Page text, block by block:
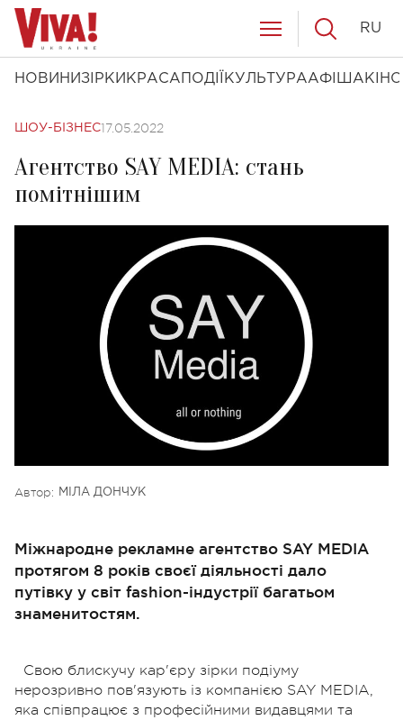
НОВИНИ ЗІРКИ КРАСА ПОДІЇ КУЛЬТУРААФІША КІНО
RU
ШОУ-БІЗНЕС17.05.2022
Агентство SAY MEDIA: стань
помітнішим
Автор: МІЛА ДОНЧУК
Міжнародне рекламне агентство SAY MEDIA
протягом 8 років своєї діяльності дало
путівку у світ fashion-індустрії багатьом
знаменитостям.
Свою блискучу кар'єру зірки подіуму
нерозривно пов'язують із компанією SAY MEDIA,
яка співпрацює з професійними видавцями та